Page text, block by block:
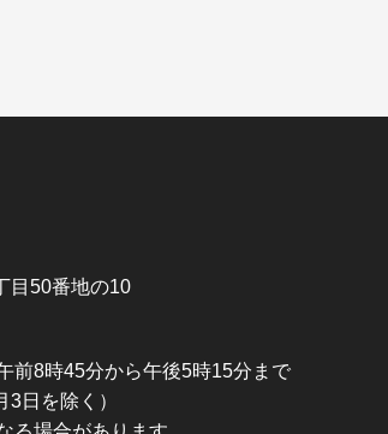
目50番地の10
前8時45分から午後5時15分まで
3日を除く）